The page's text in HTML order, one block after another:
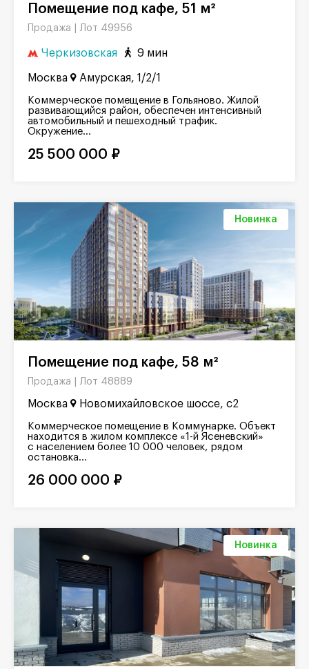
Помещение под кафе, 51 м²
Продажа | Лот 49956
Черкизовская 9 мин
Москва Амурская, 1/2/1
Коммерческое помещение в Гольяново. Жилой
развивающийся район, обеспечен интенсивный
автомобильный и пешеходный трафик.
Окружение...
25 500 000 ₽
Новинка
Помещение под кафе, 58 м²
Продажа | Лот 48889
Москва Новомихайловское шоссе, с2
Коммерческое помещение в Коммунарке. Объект
находится в жилом комплексе «1-й Ясеневский»
с населением более 10 000 человек, рядом
остановка...
26 000 000 ₽
Новинка